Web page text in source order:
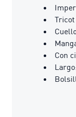
Tricot
Con